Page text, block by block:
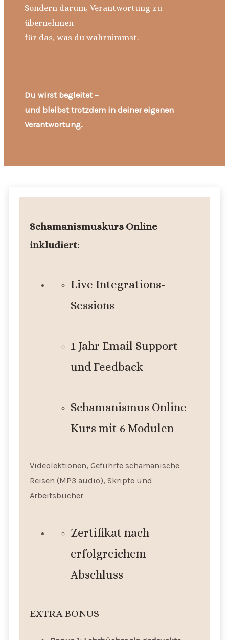
Sondern darum, Verantwortung zu
übernehmen
für das, was du wahrnimmst.
Du wirst begleitet –
und bleibst trotzdem in deiner eigenen
Verantwortung.
Schamanismuskurs Online
inkludiert:
Live Integrations-
Sessions
1 Jahr Email Support
und Feedback
Schamanismus Online
Kurs mit 6 Modulen
Videolektionen, Geführte schamanische
Reisen (MP3 audio), Skripte und
Arbeitsbücher
Zertifikat nach
erfolgreichem
Abschluss
EXTRA BONUS